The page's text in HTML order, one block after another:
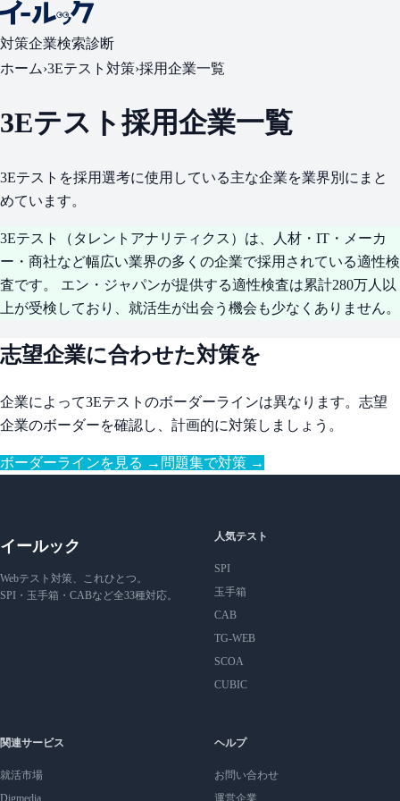
対策企業検索診断
ホーム›3Eテスト対策›採用企業一覧
3Eテスト採用企業一覧
3Eテストを採用選考に使用している主な企業を業界別にまと
めています。
3Eテスト（タレントアナリティクス）は、
人材・IT・メーカ
ー・商社など幅広い業界の多くの企業で採用されている適性検
査です。 エン・ジャパンが提供する適性検査は累計280万人以
上が受検しており、就活生が出会う機会も少なくありません。
志望企業に合わせた対策を
企業によって3Eテストのボーダーラインは異なります。志望
企業のボーダーを確認し、計画的に対策しましょう。
ボーダーラインを見る → 問題集で対策 →
イールック
Webテスト対策、これひとつ。
SPI・玉手箱・CABなど全33種対応。
人気テスト
SPI
玉手箱
CAB
TG-WEB
SCOA
CUBIC
関連サービス
就活市場
Digmedia
ヘルプ
お問い合わせ
運営企業